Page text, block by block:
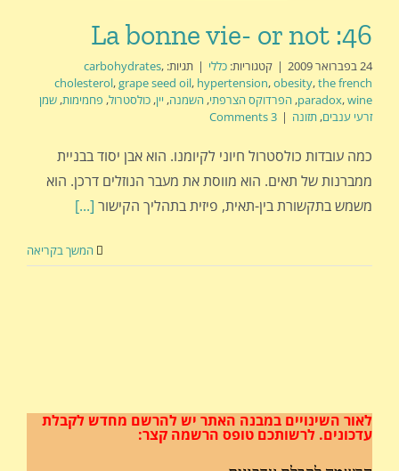
La bonne vie- or not :46
24 בפברואר 2009 | קטגוריות: כללי | תגיות: carbohydrates,
cholesterol,grape seed oil, hypertension,obesity,the french
paradox,wine
, הפרדוקס הצרפתי, השמנה, יין, כולסטרול, פחמימות, שמן
זרעי ענבים, תזונה |
3 Comments
כמה עובדות כולסטרול חיוני לקיומנו. הוא אבן יסוד בבניית
ממברנות של תאים. הוא מווסת את מעבר הנוזלים דרכן. הוא
משמש בתקשורת בין-תאית, פיזית בתהליך הקישור [...]
המשך בקריאה
לאור השינויים במבנה האתריש להרשם מחדש לקבלת
עדכונים. לרשותכם טופס הרשמה קצר: